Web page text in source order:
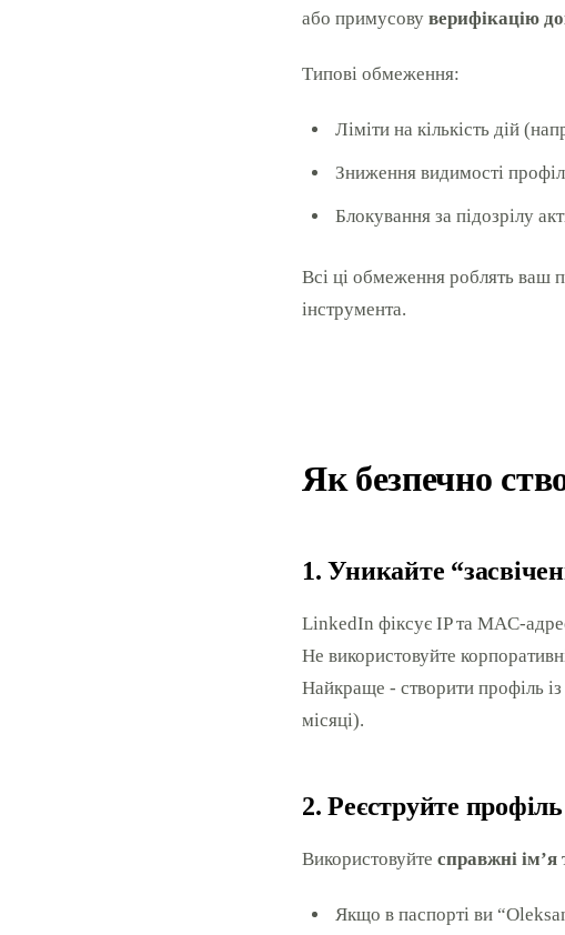
або примусову верифікацію
Типові обмеження:
Ліміти на кількість дій
Зниження видимості
Блокування за підозрілу
Всі ці обмеження роблять ваш
інструмента.
Як безпечно
1. Уникайте
LinkedIn фіксує IP та MAC-
Не використовуйте
Найкраще - створити профіль із
місяці).
2. Реєструйте
Використовуйте справжні
Якщо в паспорті ви